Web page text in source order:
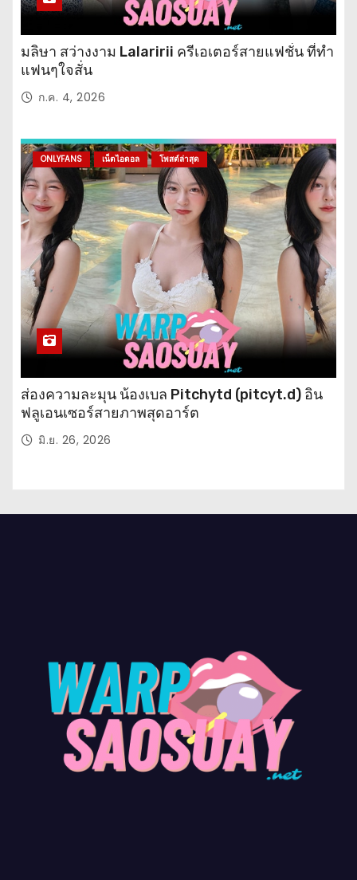
มลิษา สว่างงาม Lalaririi ครีเอเตอร์สายแฟชั่น ที่ทำ
แฟนๆใจสั่น
ก.ค. 4, 2026
ONLYFANS เน็ตไอดอล โพสต์ล่าสุด
ส่องความละมุน น้องเบล Pitchytd (pitcyt.d) อิน
ฟลูเอนเซอร์สายภาพสุดอาร์ต
มิ.ย. 26, 2026